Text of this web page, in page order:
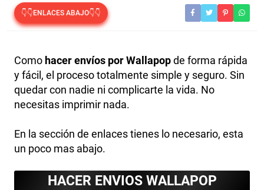
👇👇ENLACES ABAJO👇👇
Como hacer envíos por Wallapopde forma rápida
y fácil, el proceso totalmente simple y seguro. Sin
quedar con nadie ni complicarte la vida. No
necesitas imprimir nada.
En la sección de enlaces tienes lo necesario, esta
un poco mas abajo.
HACER ENVIOS WALLAPOP